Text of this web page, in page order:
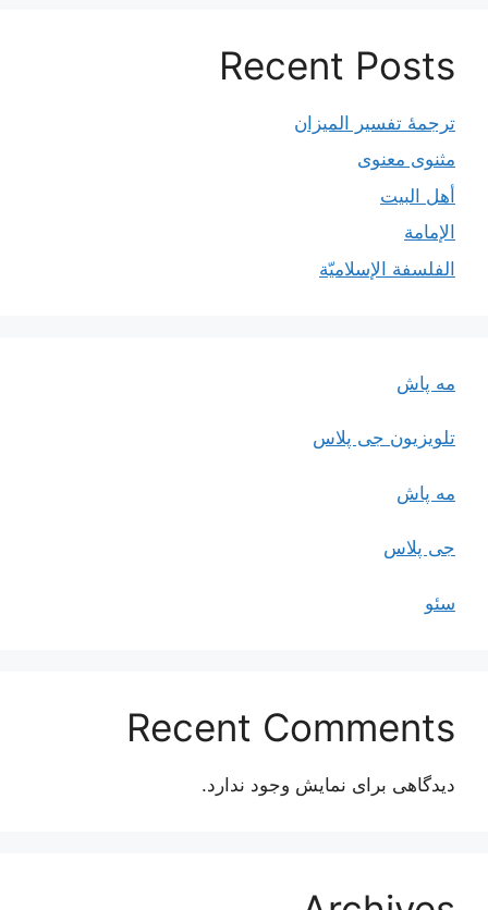
Recent Posts
ترجمۀ تفسیر المیزان
مثنوی معنوی
أهل البيت
الإمامة
الفلسفة الإسلاميّة
مه پاش
تلویزیون جی پلاس
مه پاش
جی پلاس
سئو
Recent Comments
دیدگاهی برای نمایش وجود ندارد.